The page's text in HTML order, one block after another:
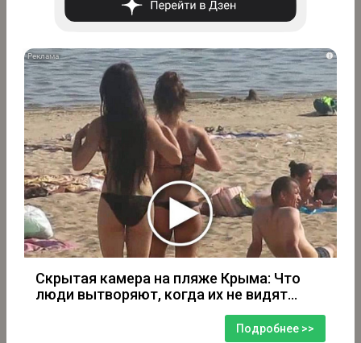
i
Скрытая камера на пляже Крыма: Что
люди вытворяют, когда их не видят...
Подробнее >>